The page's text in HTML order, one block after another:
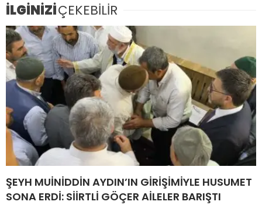
İLGİNİZİÇEKEBİLİR
ŞEYH MUİNİDDİN AYDIN’IN GİRİŞİMİYLE HUSUMET
SONA ERDİ: SİİRTLİ GÖÇER AİLELER BARIŞTI